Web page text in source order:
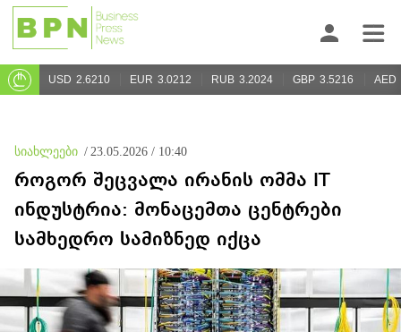
USD 2.6210 EUR 3.0212 RUB 3.2024 GBP 3.5216 AED
სიახლეები / 23.05.2026 / 10:40
როგორ შეცვალა ირანის ომმა IT
ინდუსტრია: მონაცემთა ცენტრები
სამხედრო სამიზნედ იქცა